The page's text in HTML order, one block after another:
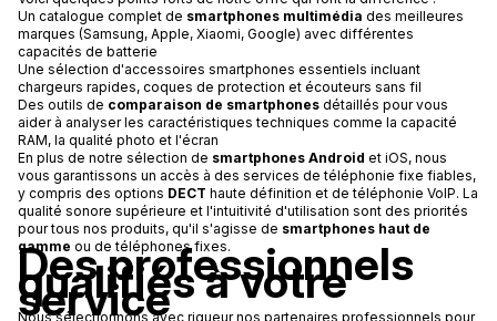
Un catalogue complet de smartphones multimédia des meilleures
marques (Samsung, Apple, Xiaomi, Google) avec différentes
capacités de batterie
Une sélection d'accessoires smartphones essentiels incluant
chargeurs rapides, coques de protection et écouteurs sans fil
Des outils de comparaison de smartphones détaillés pour vous
aider à analyser les caractéristiques techniques comme la capacité
RAM, la qualité photo et l'écran
En plus de notre sélection de smartphones Android et iOS, nous
vous garantissons un accès à des services de téléphonie fixe fiables,
y compris des options DECT haute définition et de téléphonie VoIP. La
qualité sonore supérieure et l'intuitivité d'utilisation sont des priorités
pour tous nos produits, qu'il s'agisse de smartphones haut de
gamme ou de téléphones fixes.
Des professionnels
qualifiés à votre
service
Nous sélectionnons avec rigueur nos partenaires professionnels pour